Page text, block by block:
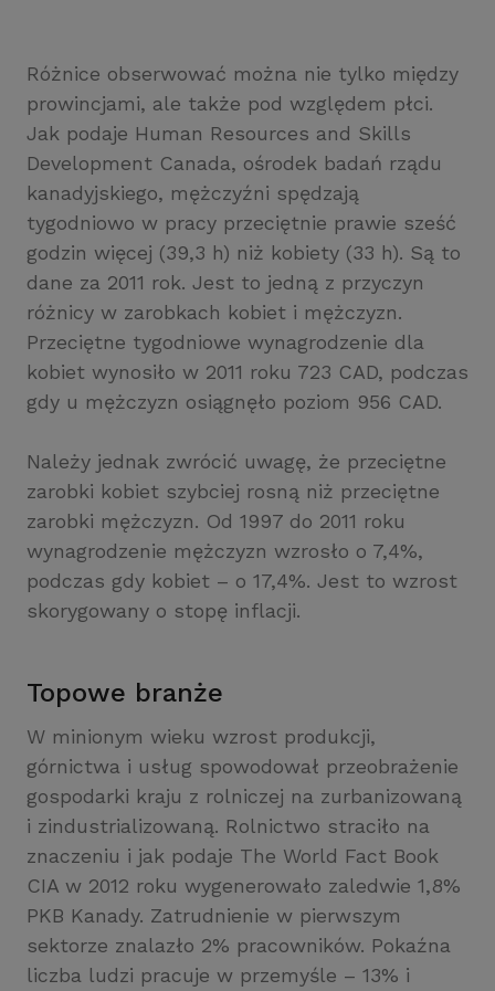
Różnice obserwować można nie tylko między
prowincjami, ale także pod względem płci.
Jak podaje Human Resources and Skills
Development Canada, ośrodek badań rządu
kanadyjskiego, mężczyźni spędzają
tygodniowo w pracy przeciętnie prawie sześć
godzin więcej (39,3 h) niż kobiety (33 h). Są to
dane za 2011 rok. Jest to jedną z przyczyn
różnicy w zarobkach kobiet i mężczyzn.
Przeciętne tygodniowe wynagrodzenie dla
kobiet wynosiło w 2011 roku 723 CAD, podczas
gdy u mężczyzn osiągnęło poziom 956 CAD.
Należy jednak zwrócić uwagę, że przeciętne
zarobki kobiet szybciej rosną niż przeciętne
zarobki mężczyzn. Od 1997 do 2011 roku
wynagrodzenie mężczyzn wzrosło o 7,4%,
podczas gdy kobiet – o 17,4%. Jest to wzrost
skorygowany o stopę inflacji.
Topowe branże
W minionym wieku wzrost produkcji,
górnictwa i usług spowodował przeobrażenie
gospodarki kraju z rolniczej na zurbanizowaną
i zindustrializowaną. Rolnictwo straciło na
znaczeniu i jak podaje The World Fact Book
CIA w 2012 roku wygenerowało zaledwie 1,8%
PKB Kanady. Zatrudnienie w pierwszym
sektorze znalazło 2% pracowników. Pokaźna
liczba ludzi pracuje w przemyśle – 13% i